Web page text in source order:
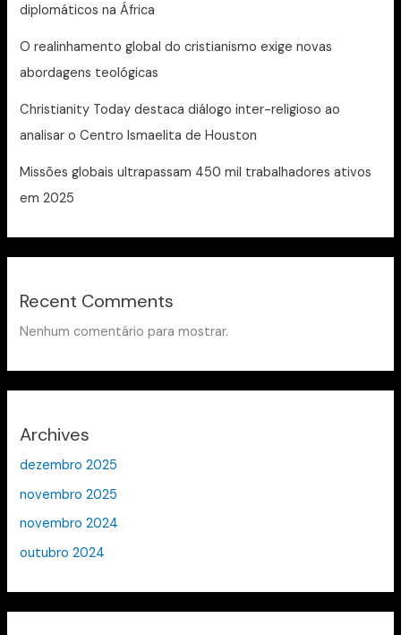
diplomáticos na África
O realinhamento global do cristianismo exige novas
abordagens teológicas
Christianity Today destaca diálogo inter-religioso ao
analisar o Centro Ismaelita de Houston
Missões globais ultrapassam 450 mil trabalhadores ativos
em 2025
Recent Comments
Nenhum comentário para mostrar.
Archives
dezembro 2025
novembro 2025
novembro 2024
outubro 2024